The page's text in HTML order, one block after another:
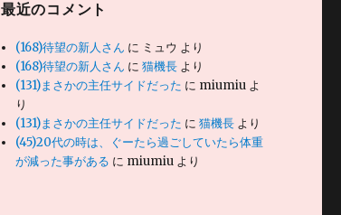
最近のコメント
(168)待望の新人さん に ミュウ より
(168)待望の新人さん に猫機長 より
(131)まさかの主任サイドだった に miumiu よ
り
(131)まさかの主任サイドだった に猫機長 より
(45)20代の時は、ぐーたら過ごしていたら体重
が減った事がある に miumiu より